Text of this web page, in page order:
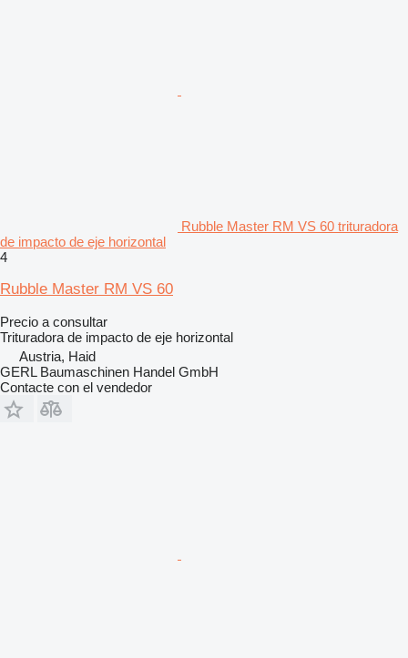
Rubble Master RM VS 60 trituradora
de impacto de eje horizontal
4
Rubble Master RM VS 60
Precio a consultar
Trituradora de impacto de eje horizontal
Austria, Haid
GERL Baumaschinen Handel GmbH
Contacte con el vendedor